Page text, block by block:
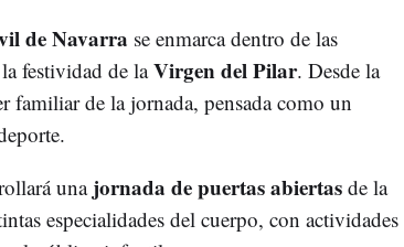
de Navarra se enmarca dentro de las
festividad de laVirgen del Pilar. Desde la
familiar de la jornada, pensada como un
una jornada de puertas abiertasde la
especialidades del cuerpo, con actividades